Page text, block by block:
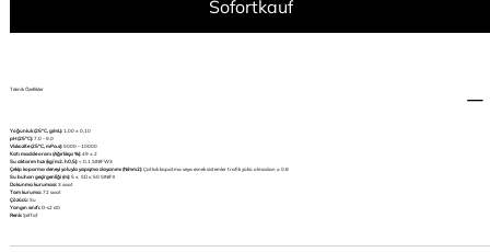
Sofortkauf
Teknik Özellikler
Yoğunluk (25°C, g/mL):1,00 ± 0,10
pH (25°C): 7.0 – 9.0
Viskozite (25°C, mPa.s):5000 – 10000
Katı madde oranı (Ağırlıkça %):49 ± 2
Su aktarım hızı (kg/ m2. h0,5):< 0,1 SINIF W3
Çekip koparma deneyi yoluyla yapışma dayanımı (N/mm2): Çatlak kapatma veya esnek sistemler trafik yükü olmadan ≥ 0,8
Su buharı geçirgenliği (m): 5 ≤ SD ≤ 50 SINIF II
Dokunma kuruması: 3 saat
Tam kuruma:72 saat
Çözücü:Su
Yangın sınıfı: D-s2 d0
Renk: Şeffaf